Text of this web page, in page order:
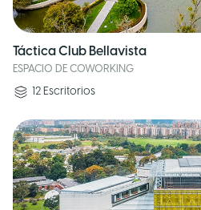
Táctica Club Bellavista
ESPACIO DE COWORKING
12 Escritorios